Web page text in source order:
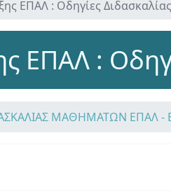
ΕΠΑΛ : Οδηγίες Διδασκαλίας
ΕΠΑΛ :
ΜΑΘΗΜΑΤΩΝ ΕΠΑΛ -